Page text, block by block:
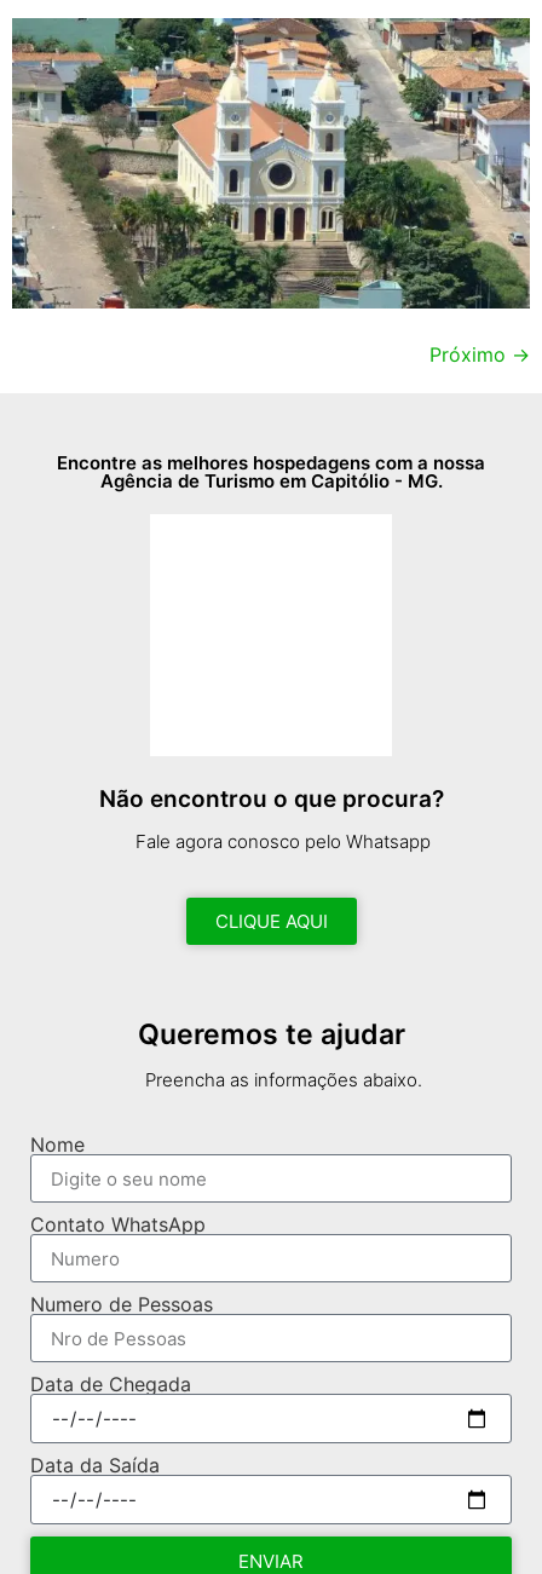
Próximo →
Encontre as melhores hospedagens com a nossa
Agência de Turismo em Capitólio - MG.
Não encontrou o que procura?
Fale agora conosco pelo Whatsapp
CLIQUE AQUI
Queremos te ajudar
Preencha as informações abaixo.
Nome
Contato WhatsApp
Numero de Pessoas
Data de Chegada
Data da Saída
ENVIAR